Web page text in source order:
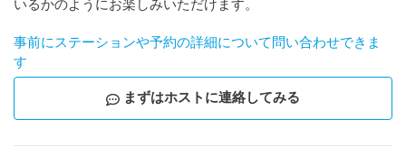
いるかのようにお楽しみいただけます。
事前にステーションや予約の詳細について問い合わせできま
す
まずはホストに連絡してみる